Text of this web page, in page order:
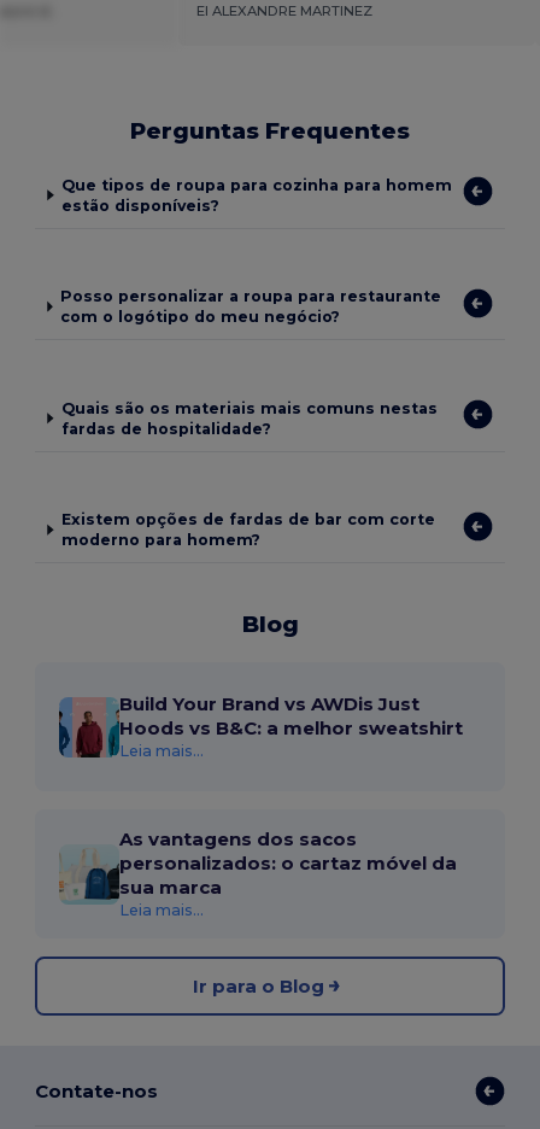
EI ALEXANDRE MARTINEZ
Perguntas Frequentes
Que tipos de roupa para cozinha para homem
estão disponíveis?
Posso personalizar a roupa para restaurante
com o logótipo do meu negócio?
Quais são os materiais mais comuns nestas
fardas de hospitalidade?
Existem opções de fardas de bar com corte
moderno para homem?
Blog
Build Your Brand vs AWDis Just
Hoods vs B&C: a melhor sweatshirt
Leia mais...
As vantagens dos sacos
personalizados: o cartaz móvel da
sua marca
Leia mais...
Ir para o Blog
Contate-nos